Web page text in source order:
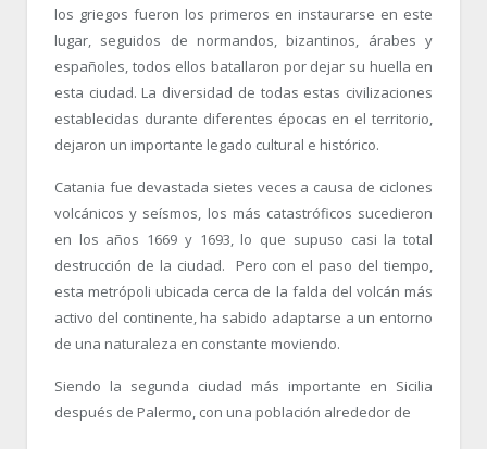
los griegos fueron los primeros en instaurarse en este
lugar, seguidos de normandos, bizantinos, árabes y
españoles, todos ellos batallaron por dejar su huella en
esta ciudad. La diversidad de todas estas civilizaciones
establecidas durante diferentes épocas en el territorio,
dejaron un importante legado cultural e histórico.
Catania fue devastada sietes veces a causa de ciclones
volcánicos y seísmos, los más catastróficos sucedieron
en los años 1669 y 1693, lo que supuso casi la total
destrucción de la ciudad. Pero con el paso del tiempo,
esta metrópoli ubicada cerca de la falda del volcán más
activo del continente, ha sabido adaptarse a un entorno
de una naturaleza en constante moviendo.
Siendo la segunda ciudad más importante en Sicilia
después de Palermo, con una población alrededor de